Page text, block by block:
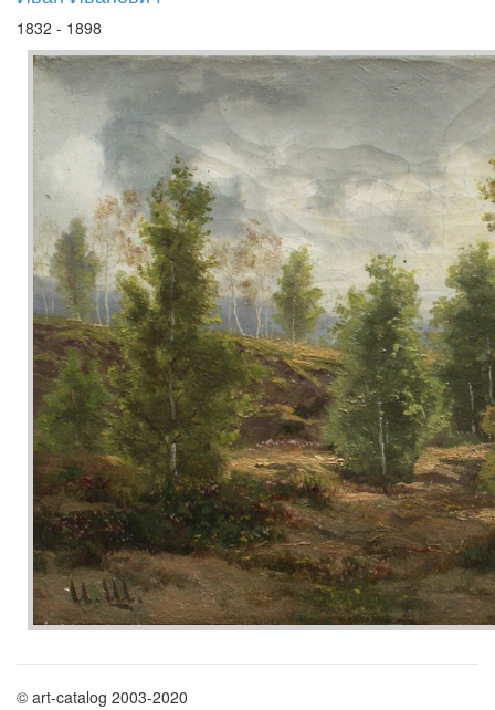
1832 - 1898
© art-catalog 2003-2020